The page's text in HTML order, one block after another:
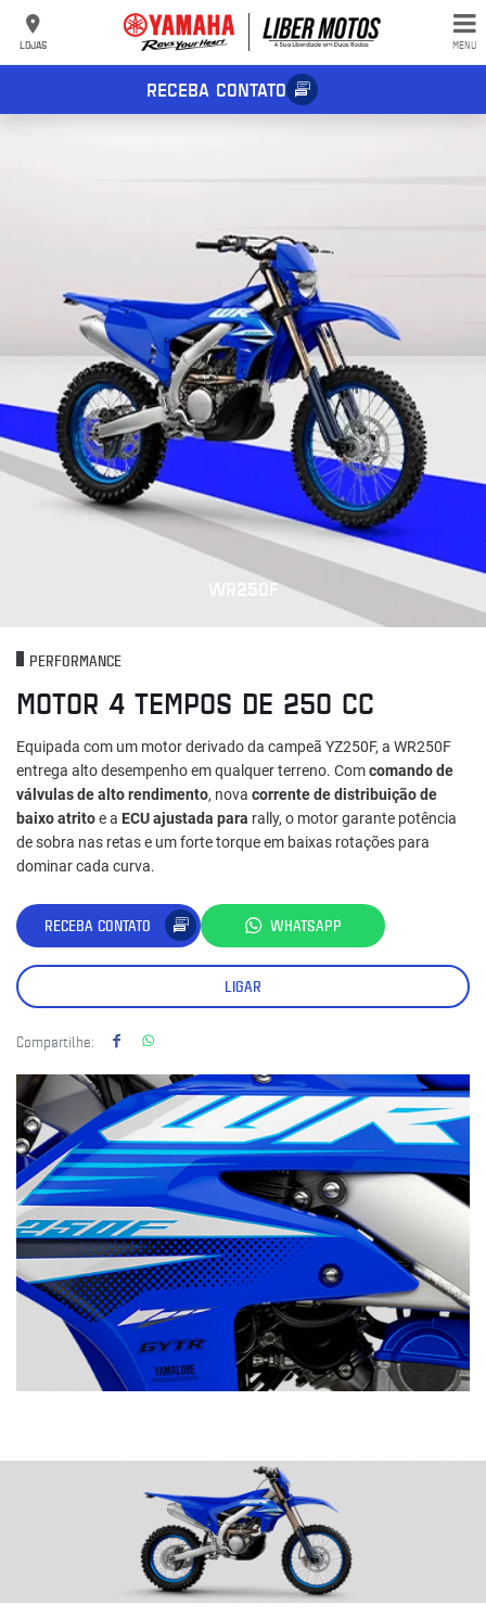
LOJAS MENU
RECEBA CONTATO
WR250F
PERFORMANCE
MOTOR 4 TEMPOS DE 250 CC
Equipada com um motor derivado da campeã YZ250F, a WR250F
entrega alto desempenho em qualquer terreno. Comcomando de
válvulas de alto rendimento, nova corrente de distribuição de
baixo atritoe a ECU ajustada para rally, o motor garante potência
de sobra nas retas e um forte torque em baixas rotações para
dominar cada curva.
RECEBA CONTATO WHATSAPP
LIGAR
Compartilhe: